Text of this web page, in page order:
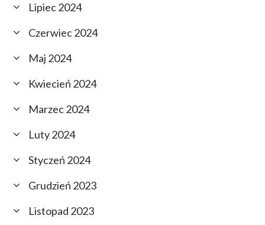
Lipiec 2024
Czerwiec 2024
Maj 2024
Kwiecień 2024
Marzec 2024
Luty 2024
Styczeń 2024
Grudzień 2023
Listopad 2023